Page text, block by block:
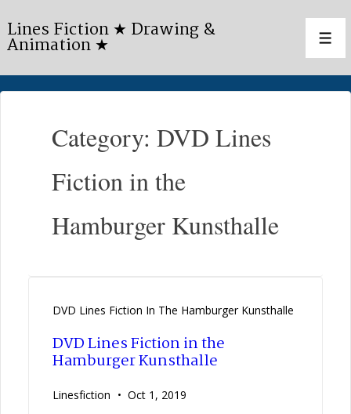
Skip
to
Content
Lines Fiction ★ Drawing &
Animation ★
Category: DVD Lines
Fiction in the
Hamburger Kunsthalle
DVD Lines Fiction In The Hamburger Kunsthalle
DVD Lines Fiction in the
Hamburger Kunsthalle
Linesfiction Oct 1, 2019